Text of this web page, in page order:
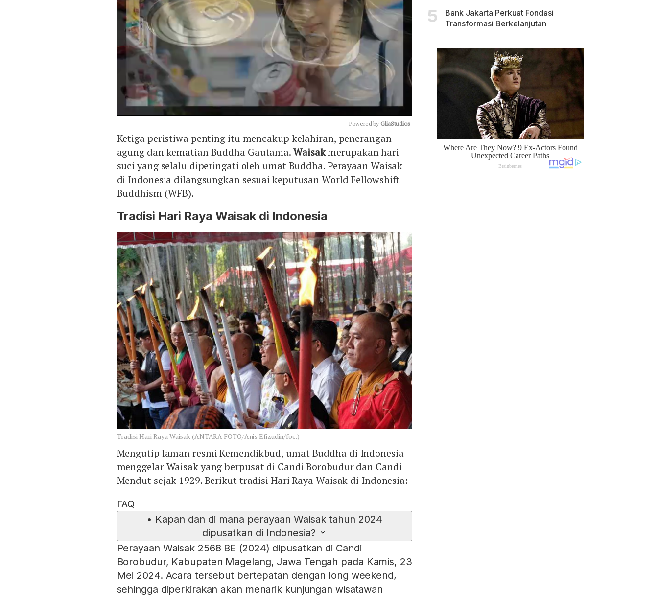
Mute
Powered by GliaStudios
Ketiga peristiwa penting itu mencakup kelahiran, penerangan
agung dan kematian Buddha Gautama.Waisakmerupakan hari
suci yang selalu diperingati oleh umat Buddha. Perayaan Waisak
di Indonesia dilangsungkan sesuai keputusan World Fellowshift
Buddhism (WFB).
Tradisi Hari Raya Waisak di Indonesia
Tradisi Hari Raya Waisak (ANTARA FOTO/Anis Efizudin/foc.)
Mengutip laman resmi Kemendikbud, umat Buddha di Indonesia
menggelar Waisak yang berpusat di Candi Borobudur dan Candi
Mendut sejak 1929. Berikut tradisi Hari Raya Waisak di Indonesia:
FAQ
• Kapan dan di mana perayaan Waisak tahun 2024
dipusatkan di Indonesia?
Perayaan Waisak 2568 BE (2024) dipusatkan di Candi
Borobudur, Kabupaten Magelang, Jawa Tengah pada Kamis, 23
Mei 2024. Acara tersebut bertepatan dengan long weekend,
sehingga diperkirakan akan menarik kunjungan wisatawan
Bank Jakarta Perkuat Fondasi
Transformasi Berkelanjutan